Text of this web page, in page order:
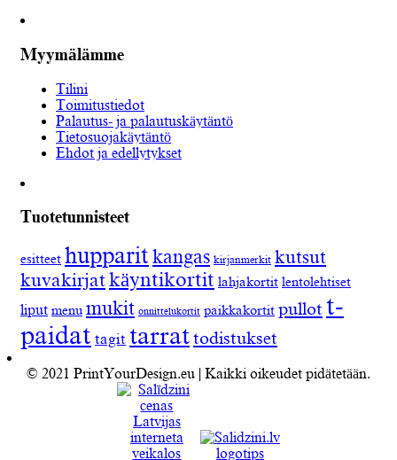
Myymälämme
Tilini
Toimitustiedot
Palautus- ja palautuskäytäntö
Tietosuojakäytäntö
Ehdot ja edellytykset
Tuotetunnisteet
esitteet hupparit kangas kirjanmerkit kutsut
kuvakirjatkäyntikortit lahjakortit lentolehtiset
liput menu mukit onnittelukortit paikkakortit pullott-
paidat tagit tarrattodistukset
© 2021 PrintYourDesign.eu | Kaikki oikeudet pidätetään.